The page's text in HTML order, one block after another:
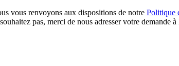
vous renvoyons aux dispositions de notre Politique
pas, merci de nous adresser votre demande à